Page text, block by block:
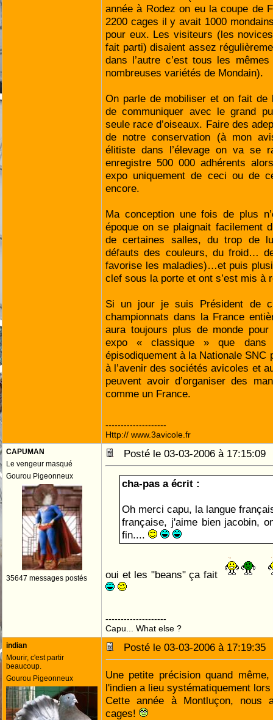
année à Rodez on eu la coupe de
2200 cages il y avait 1000
pour eux. Les visiteurs (les
fait parti) disaient assez
dans l’autre c’est tous les
nombreuses variétés de Mondain).
On parle de mobiliser et on fait de
de communiquer avec le grand
seule race d’oiseaux. Faire des
de notre conservation (à mon
élitiste dans l’élevage on va se
enregistre 500 000 adhérents
expo uniquement de ceci ou de
encore.
Ma conception une fois de plus
époque on se plaignait facilement
de certaines salles, du trop de
défauts des couleurs, du froid…
favorise les maladies)…et puis
clef sous la porte et ont s’est mis à
Si un jour je suis Président de
championnats dans la France
aura toujours plus de monde
expo « classique » que dans
épisodiquement à la Nationale SNC
à l’avenir des sociétés avicoles et
peuvent avoir d’organiser des
comme un France.
--------------------
Http:// www.3avicole.fr
CAPUMAN
Le vengeur masqué
Gourou Pigeonneux
35647 messages postés
Posté le 03-03-2006 à
cha-pas a écrit :
Oh merci capu, la langue
française, j'aime bien jacobin,
fin....
oui et les "beans" ça fait
--------------------
Capu... What else ?
indian
Mourir, c'est partir
beaucoup.
Gourou Pigeonneux
Posté le 03-03-2006 à
Une petite précision quand
l'indien a lieu systématiquement
Cette année à Montluçon, nous
cages!